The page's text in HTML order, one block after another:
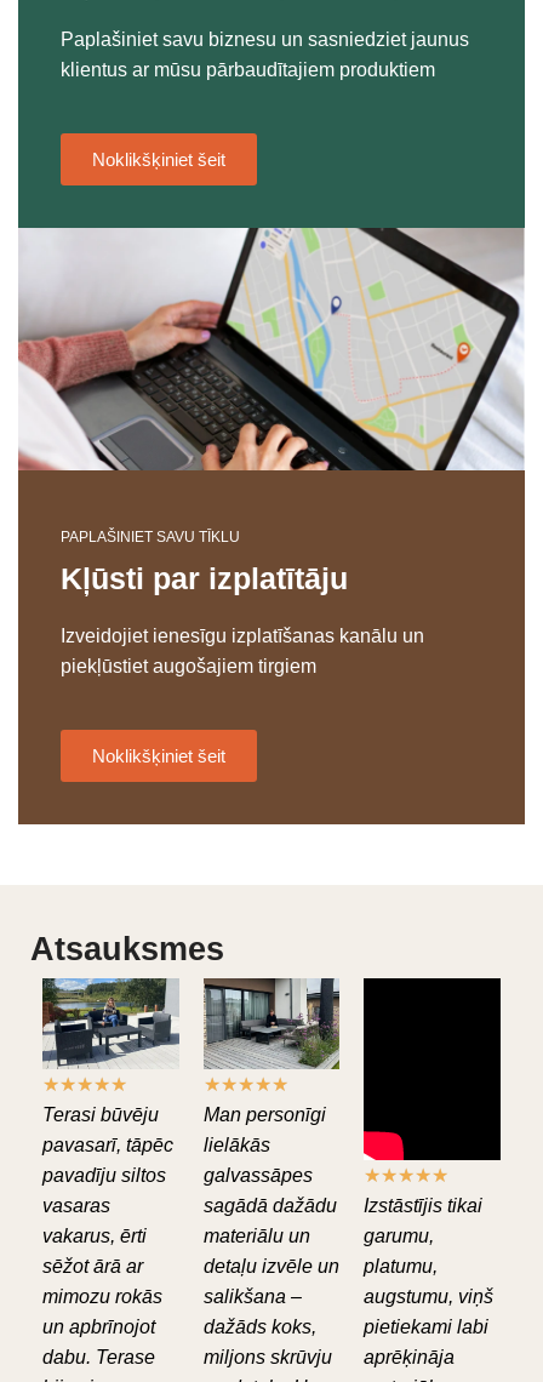
Paplašiniet savu biznesu un sasniedziet jaunus
klientus ar mūsu pārbaudītajiem produktiem
Noklikšķiniet šeit
PAPLAŠINIET SAVU TĪKLU
Kļūsti par izplatītāju
Izveidojiet ienesīgu izplatīšanas kanālu un
piekļūstiet augošajiem tirgiem
Noklikšķiniet šeit
Atsauksmes
★★★★★
Terasi būvēju
pavasarī, tāpēc
pavadīju siltos
vasaras
vakarus, ērti
sēžot ārā ar
mimozu rokās
un apbrīnojot
dabu. Terase
★★★★★
Man personīgi
lielākās
galvassāpes
sagādā dažādu
materiālu un
detaļu izvēle un
salikšana –
dažāds koks,
miljons skrūvju
★★★★★
Izstāstījis tikai
garumu,
platumu,
augstumu, viņš
pietiekami labi
aprēķināja